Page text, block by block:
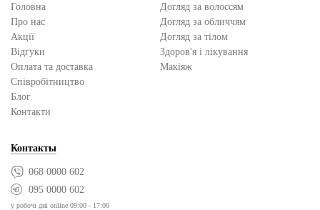
Головна
Про нас
Акції
Відгуки
Оплата та доставка
Cпівробітництво
Блог
Контакти
Догляд за волоссям
Догляд за обличчям
Догляд за тілом
Здоров'я і лікування
Макіяж
Контакты
068 0000 602
095 0000 602
у робочі дні online 09:00 - 17:00